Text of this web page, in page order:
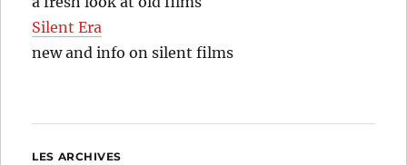
Silent Era
new and info on silent films
LES ARCHIVES